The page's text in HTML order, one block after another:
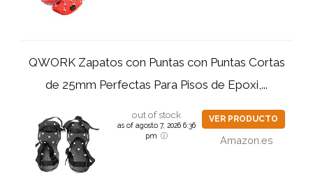
QWORK Zapatos con Puntas con Puntas Cortas
de 25mm Perfectas Para Pisos de Epoxi,...
out of stock
as of agosto 7, 2026 6:36
pm
VER PRODUCTO
Amazon.es